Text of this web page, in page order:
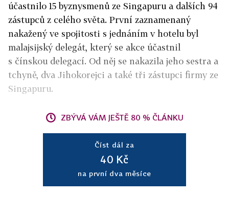
účastnilo 15 byznysmenů ze Singapuru a dalších 94
zástupců z celého světa. První zaznamenaný
nakažený ve spojitosti s jednáním v hotelu byl
malajsijský delegát, který se akce účastnil
s čínskou delegací. Od něj se nakazila jeho sestra a
tchyně, dva Jihokorejci a také tři zástupci firmy ze
Singapuru.
ZBÝVÁ VÁM JEŠTĚ 80 % ČLÁNKU
Číst dál za
40 Kč
na první dva měsíce